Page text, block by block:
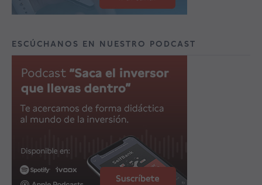
ESCÚCHANOS EN NUESTRO PODCAST